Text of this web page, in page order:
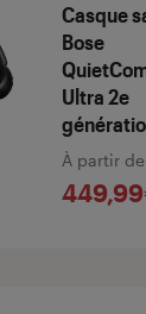
Casque
Bose
Ultra 2e
À partir de